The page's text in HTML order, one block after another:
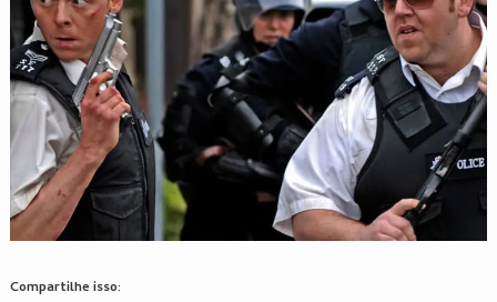
Compartilhe isso: